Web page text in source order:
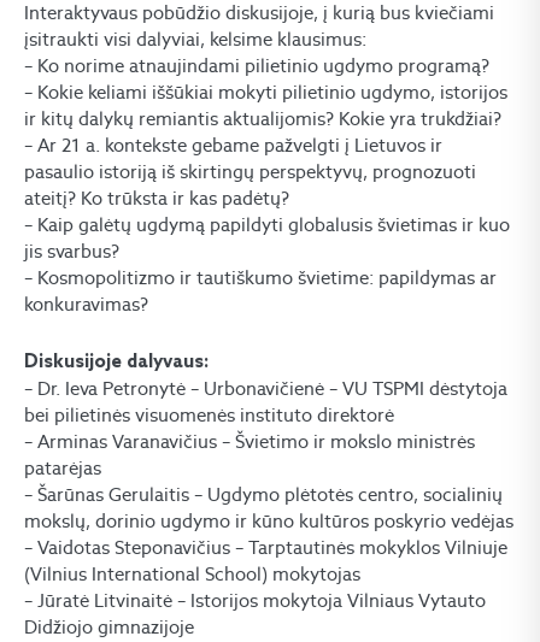
Interaktyvaus pobūdžio diskusijoje, į kurią bus kviečiami
įsitraukti visi dalyviai, kelsime klausimus:
– Ko norime atnaujindami pilietinio ugdymo programą?
– Kokie keliami iššūkiai mokyti pilietinio ugdymo, istorijos
ir kitų dalykų remiantis aktualijomis? Kokie yra trukdžiai?
– Ar 21 a. kontekste gebame pažvelgti į Lietuvos ir
pasaulio istoriją iš skirtingų perspektyvų, prognozuoti
ateitį? Ko trūksta ir kas padėtų?
– Kaip galėtų ugdymą papildyti globalusis švietimas ir kuo
jis svarbus?
– Kosmopolitizmo ir tautiškumo švietime: papildymas ar
konkuravimas?
Diskusijoje dalyvaus:
– Dr. Ieva Petronytė – Urbonavičienė – VU TSPMI dėstytoja
bei pilietinės visuomenės instituto direktorė
– Arminas Varanavičius – Švietimo ir mokslo ministrės
patarėjas
– Šarūnas Gerulaitis – Ugdymo plėtotės centro, socialinių
mokslų, dorinio ugdymo ir kūno kultūros poskyrio vedėjas
– Vaidotas Steponavičius – Tarptautinės mokyklos Vilniuje
(Vilnius International School) mokytojas
– Jūratė Litvinaitė – Istorijos mokytoja Vilniaus Vytauto
Didžiojo gimnazijoje